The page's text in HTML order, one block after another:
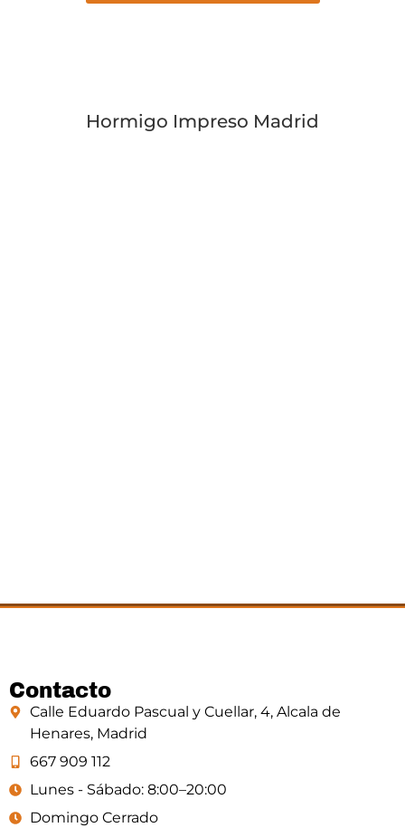
Hormigo Impreso Madrid
Contacto
Calle Eduardo Pascual y Cuellar, 4, Alcala de
Henares, Madrid
667 909 112
Lunes - Sábado: 8:00–20:00
Domingo Cerrado